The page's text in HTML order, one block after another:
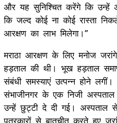
और यह सुनिश्चित करेंगे कि उन्हें
कि जल्द कोई ना कोई रास्ता
आरक्षण का लाभ मिलेगा।”
मराठा आरक्षण के लिए मनोज
हड़ताल की थी। भूख हड़ताल
संबंधी समस्याएं उत्पन्न होने
संभाजीनगर के एक निजी
उन्हें छुट्टी दे दी गई। अस्पताल